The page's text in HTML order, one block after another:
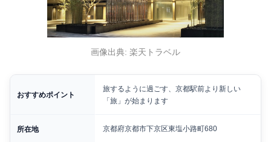
画像出典: 楽天トラベル
おすすめポイント
旅するように過ごす、京都駅前より新しい
「旅」が始まります
所在地 京都府京都市下京区東塩小路町680